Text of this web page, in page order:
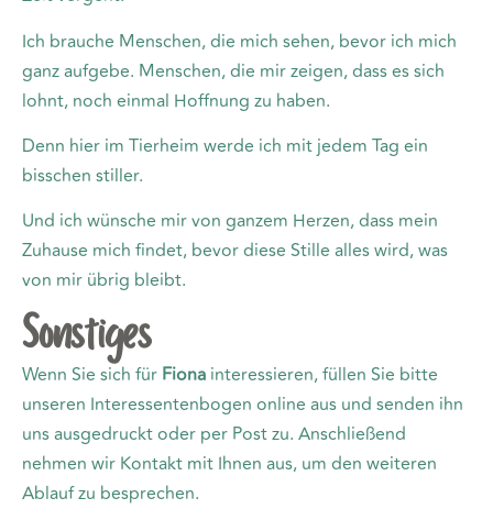
Ich brauche Menschen, die mich sehen, bevor ich mich
ganz aufgebe. Menschen, die mir zeigen, dass es sich
lohnt, noch einmal Hoffnung zu haben.
Denn hier im Tierheim werde ich mit jedem Tag ein
bisschen stiller.
Und ich wünsche mir von ganzem Herzen, dass mein
Zuhause mich findet, bevor diese Stille alles wird, was
von mir übrig bleibt.
Sonstiges
Wenn Sie sich für Fiona interessieren, füllen Sie bitte
unseren Interessentenbogen online aus und senden ihn
uns ausgedruckt oder per Post zu. Anschließend
nehmen wir Kontakt mit Ihnen aus, um den weiteren
Ablauf zu besprechen.